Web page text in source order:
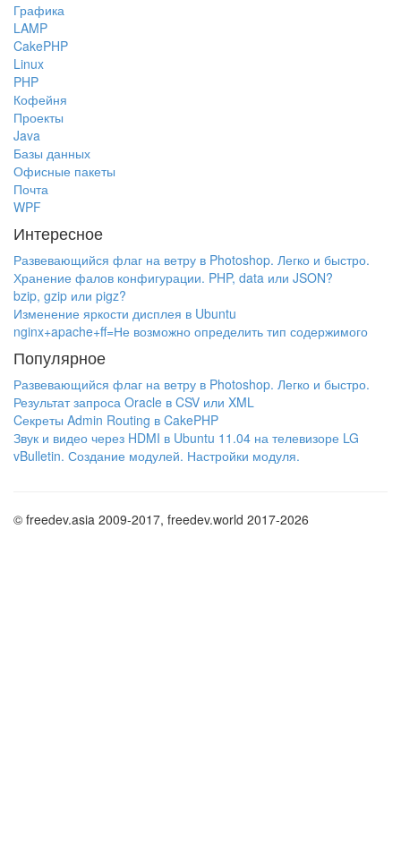
Графика
LAMP
CakePHP
Linux
PHP
Кофейня
Проекты
Java
Базы данных
Офисные пакеты
Почта
WPF
Интересное
Развевающийся флаг на ветру в Photoshop. Легко и быстро.
Хранение фалов конфигурации. PHP, data или JSON?
bzip, gzip или pigz?
Изменение яркости дисплея в Ubuntu
nginx+apache+ff=Не возможно определить тип содержимого
Популярное
Развевающийся флаг на ветру в Photoshop. Легко и быстро.
Результат запроса Oracle в CSV или XML
Cекреты Admin Routing в CakePHP
Звук и видео через HDMI в Ubuntu 11.04 на телевизоре LG
vBulletin. Создание модулей. Настройки модуля.
© freedev.asia 2009-2017, freedev.world 2017-2026